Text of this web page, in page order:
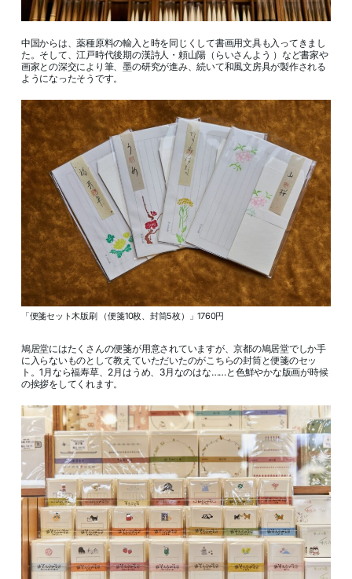
中国からは、薬種原料の輸入と時を同じくして書画用文具も入ってきまし
た。そして、江戸時代後期の漢詩人・頼山陽（らいさんよう ）など書家や
画家との深交により筆、墨の研究が進み、続いて和風文房具が製作される
ようになったそうです。
「便箋セット木版刷 （便箋10枚、封筒5枚）」1760円
鳩居堂にはたくさんの便箋が用意されていますが、京都の鳩居堂でしか手
に入らないものとして教えていただいたのがこちらの封筒と便箋のセッ
ト。1月なら福寿草、2月はうめ、3月なのはな……と色鮮やかな版画が時候
の挨拶をしてくれます。